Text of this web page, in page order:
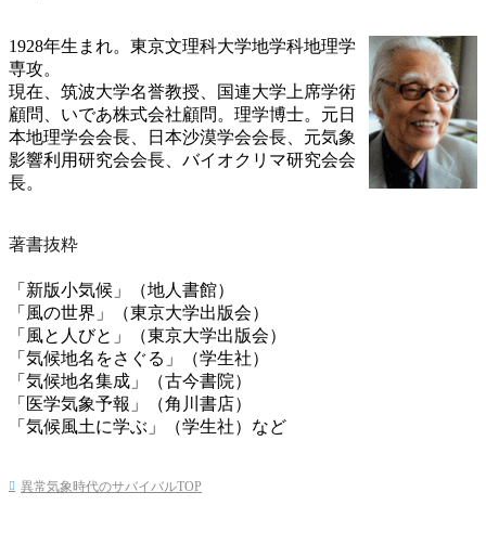
1928年生まれ。東京文理科大学地学科地理学
専攻。
現在、筑波大学名誉教授、国連大学上席学術
顧問、いであ株式会社顧問。理学博士。元日
本地理学会会長、日本沙漠学会会長、元気象
影響利用研究会会長、バイオクリマ研究会会
長。
著書抜粋
「新版小気候」（地人書館）
「風の世界」（東京大学出版会）
「風と人びと」（東京大学出版会）
「気候地名をさぐる」（学生社）
「気候地名集成」（古今書院）
「医学気象予報」（角川書店）
「気候風土に学ぶ」（学生社）など
 異常気象時代のサバイバルTOP